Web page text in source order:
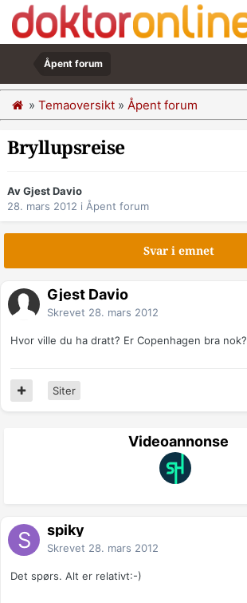
Åpent forum
» Temaoversikt » Åpent forum
Bryllupsreise
Av Gjest Davio
28. mars 2012 i Åpent forum
Svar i emnet
Gjest Davio
Skrevet 28. mars 2012
Hvor ville du ha dratt? Er Copenhagen bra nok?
Siter
Videoannonse
spiky
Skrevet 28. mars 2012
Det spørs. Alt er relativt:-)